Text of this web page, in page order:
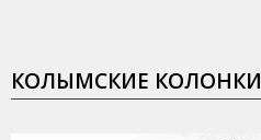
КОЛЫМСКИЕ КОЛОНКИ